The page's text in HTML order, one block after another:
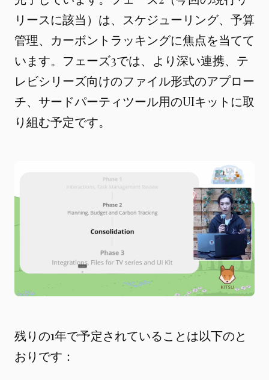
リースに該当）は、スケジューリング、予算
管理、カーボントラッキングに焦点を当てて
います。フェーズ3では、より深い連携、テ
レビシリーズ向けのファイル形式のアプロー
チ、サードパーティツール用のUIキットに取
り組む予定です。
残りの1年で予定されていることは以下のと
おりです：